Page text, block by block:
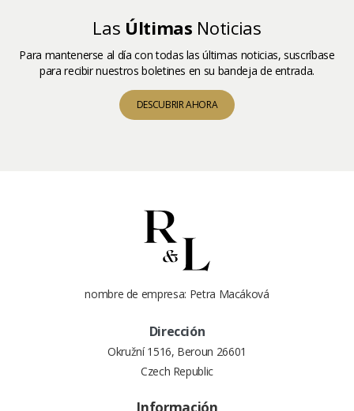
Las Últimas Noticias
Para mantenerse al día con todas las últimas noticias, suscríbase
para recibir nuestros boletines en su bandeja de entrada.
DESCUBRIR AHORA
nombre de empresa: Petra Macáková
Dirección
Okružní 1516, Beroun 26601
Czech Republic
Información